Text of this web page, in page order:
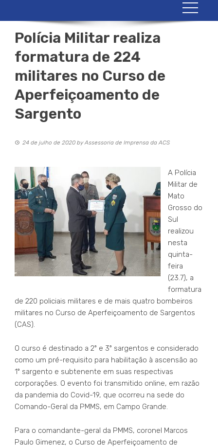
Polícia Militar realiza
formatura de 224
militares no Curso de
Aperfeiçoamento de
Sargento
24 de julho de 2020 byAssessoria de Imprensa da ACS
A Polícia
Militar de
Mato
Grosso do
Sul
realizou
nesta
quinta-
feira
(23.7), a
formatura
de 220 policiais militares e de mais quatro bombeiros
militares no Curso de Aperfeiçoamento de Sargentos
(CAS).
O curso é destinado a 2º e 3º sargentos e considerado
como um pré-requisito para habilitação à ascensão ao
1º sargento e subtenente em suas respectivas
corporações. O evento foi transmitido online, em razão
da pandemia do Covid-19, que ocorreu na sede do
Comando-Geral da PMMS, em Campo Grande.
Para o comandante-geral da PMMS, coronel Marcos
Paulo Gimenez, o Curso de Aperfeiçoamento de